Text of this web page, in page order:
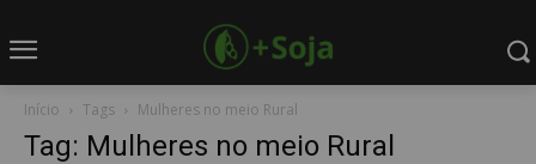
Início Tags Mulheres no meio Rural
Tag: Mulheres no meio Rural